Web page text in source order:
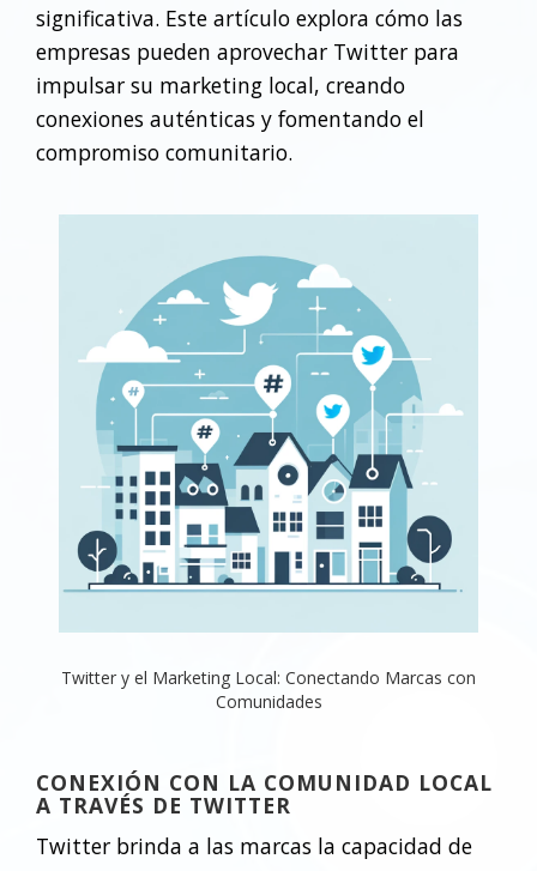
significativa. Este artículo explora cómo las
empresas pueden aprovechar Twitter para
impulsar su marketing local, creando
conexiones auténticas y fomentando el
compromiso comunitario.
Twitter y el Marketing Local: Conectando Marcas con
Comunidades
CONEXIÓN CON LA COMUNIDAD LOCAL
A TRAVÉS DE TWITTER
Twitter brinda a las marcas la capacidad de